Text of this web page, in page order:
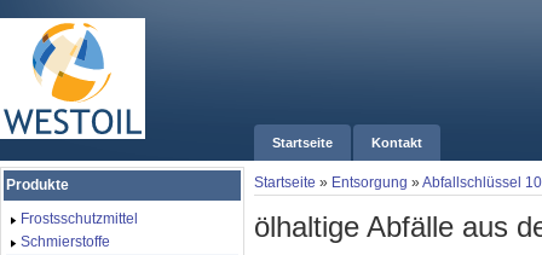
Startseite Kontakt
Startseite » Entsorgung »Abfallschlüssel 10
ölhaltige Abfälle aus
Produkte
Frostsschutzmittel
Schmierstoffe